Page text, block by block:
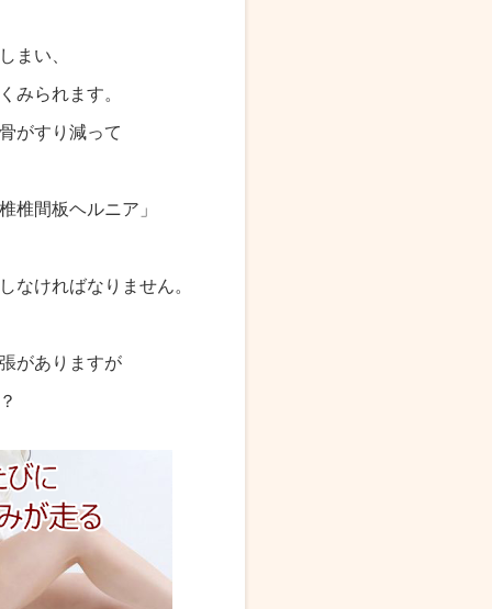
まい、
みられます。
がすり減って
椎間板ヘルニア」
なければなりません。
がありますが